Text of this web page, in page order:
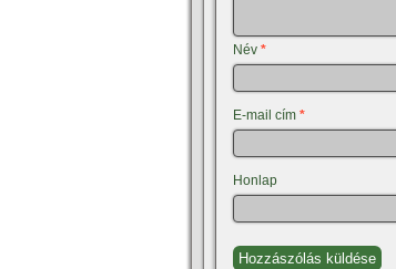
Név *
E-mail cím *
Honlap